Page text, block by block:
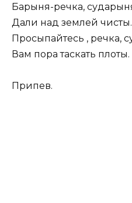
Барыня-речка,
Дали над землей чисты.
Просыпайтесь , речка,
Вам пора таскать плоты.
Припев.